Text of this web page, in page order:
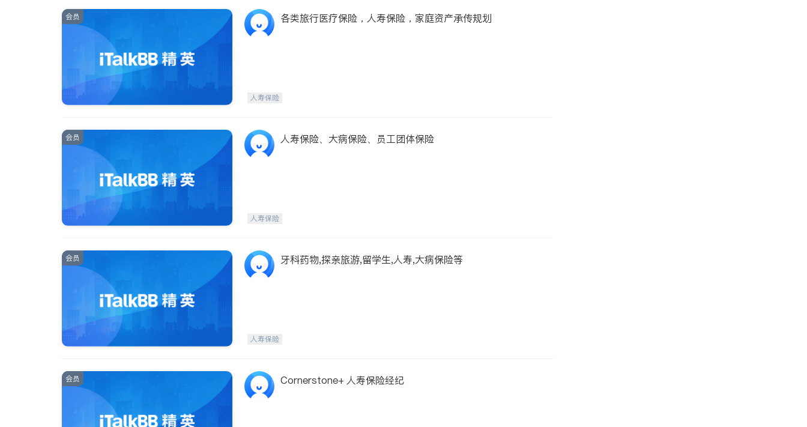
会员 各类旅行医疗保险，人寿保险，家庭资产承传规划
人寿保险
会员 人寿保险、大病保险、员工团体保险
人寿保险
会员 牙科药物,探亲旅游,留学生,人寿,大病保险等
人寿保险
会员 Cornerstone+ 人寿保险经纪